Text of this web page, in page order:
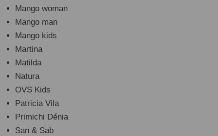
Mango woman
Mango man
Mango kids
Martina
Matilda
Natura
OVS Kids
Patricia Vila
Primichi Dénia
San & Sab